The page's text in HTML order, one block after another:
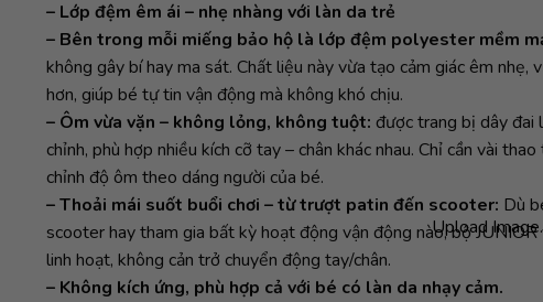
Upload
– Lớp đệm êm ái – nhẹ nhàng với làn da trẻ
– Bên trong mỗi miếng bảo hộ là lớp đệm polyester mềm
không gây bí hay ma sát. Chất liệu này vừa tạo cảm giác êm nhẹ,
hơn, giúp bé tự tin vận động mà không khó chịu.
– Ôm vừa vặn – không lỏng, không tuột: được trang bị dây đai
chỉnh, phù hợp nhiều kích cỡ tay – chân khác nhau. Chỉ cần vài
chỉnh độ ôm theo dáng người của bé.
– Thoải mái suốt buổi chơi – từ trượt patin đến scooter: Dù
scooter hay tham gia bất kỳ hoạt động vận động nào, bộ
linh hoạt, không cản trở chuyển động tay/chân.
– Không kích ứng, phù hợp cả với bé có làn da nhạy cảm.